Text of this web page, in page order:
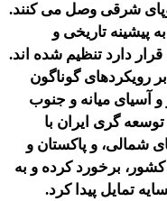
شرقی وصل می کنند.
پیشینه تاریخی و
دارد تنظیم شده اند.
رویکردهای گوناگون
آسیای میانه و جنوب
گری ایران با
شمالی، و پاکستان و
برخورد کرده و به
تمایل پیدا کرد.